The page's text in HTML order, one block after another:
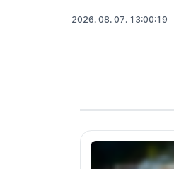
2026. 08. 07. 13:00:20